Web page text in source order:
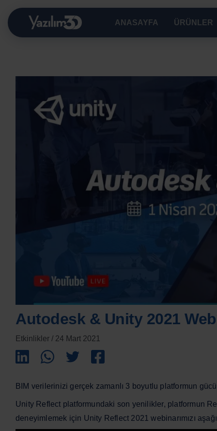
İçeriğe
atla
ANASAYFA ÜRÜNLER
Autodesk & Unity 2021
Etkinlikler / 24 Mart 2021
BIM verilerinizi gerçek zamanlı 3 boyutlu platformun
Unity Reflect platformundaki son yenilikler, platformun
deneyimlemek için Unity Reflect 2021 webinarımızı